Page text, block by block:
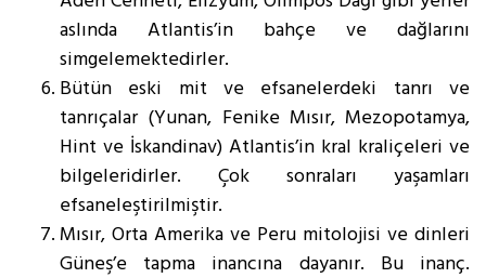
aslında Atlantis’in bahçe ve dağlarını
simgelemektedirler.
Bütün eski mit ve efsanelerdeki tanrı ve
tanrıçalar (Yunan, Fenike Mısır, Mezopotamya,
Hint ve İskandinav) Atlantis’in kral kraliçeleri ve
bilgeleridirler. Çok sonraları yaşamları
efsaneleştirilmiştir.
Mısır, Orta Amerika ve Peru mitolojisi ve dinleri
Güneş’e tapma inancına dayanır. Bu inanç.